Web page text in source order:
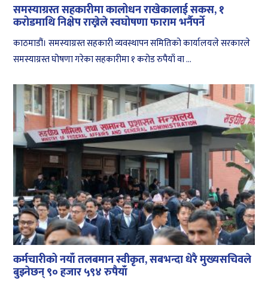
समस्याग्रस्त सहकारीमा कालोधन राखेकालाई सकस, १
करोडमाथि निक्षेप राख्नेले स्वघोषणा फाराम भर्नैपर्ने
काठमाडौं। समस्याग्रस्त सहकारी व्यवस्थापन समितिको कार्यालयले सरकारले
समस्याग्रस्त घोषणा गरेका सहकारीमा १ करोड रुपैयाँ वा ...
कर्मचारीको नयाँ तलबमान स्वीकृत, सबभन्दा धेरै मुख्यसचिवले
बुझ्नेछन् ९० हजार ५९४ रुपैयाँ